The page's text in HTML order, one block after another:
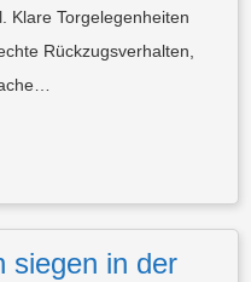
Klare Torgelegenheiten
Rückzugsverhalten,
siegen in der